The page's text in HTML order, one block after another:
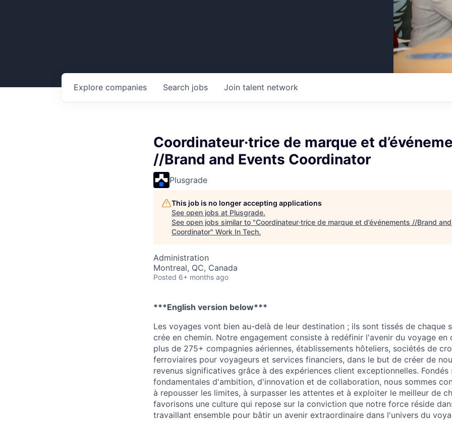
Search jobs
Explore companies Join talent network
Coordinateur·trice de marque et
//Brand and Events Coordinator
Plusgrade
This job is no longer accepting applications
See open jobs at Plusgrade.
See open jobs similar to "Coordinateur·trice de marque et d’événements //Brand
Coordinator" Work In Tech.
Administration
Montreal, QC, Canada
Posted 6+ months ago
***English version below***
Les voyages vont bien au-delà de leur destination ; ils sont tissés de chaque
crée en chemin. Notre engagement consiste à redéfinir l'avenir du voyage en
plus de 275+ compagnies aériennes, établissements hôteliers, sociétés de
ferroviaires pour voyageurs et services financiers, dans le but de créer de
revenus significatives grâce à des expériences client exceptionnelles. Fondés
fondamentales d'ambition, d'innovation et de collaboration, nous sommes
à repousser les limites, à surpasser les attentes et à exploiter le meilleur de
favorisons une culture qui repose sur la conviction que notre force réside
travaillant ensemble pour bâtir un avenir extraordinaire dans l'univers du